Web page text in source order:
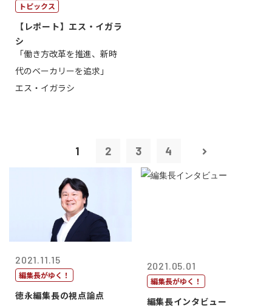
トピックス
【レポート】エス・イガラ
シ
「働き方改革を推進、新時
代のベーカリーを追求」
エス・イガラシ
1 2 3 4
2021.11.15
編集長がゆく！
徳永編集長の視点論点
2021.05.01
編集長がゆく！
編集長インタビュー